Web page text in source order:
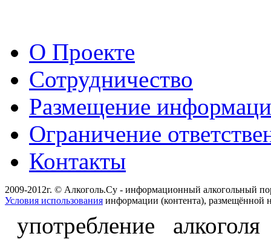
О Проекте
Сотрудничество
Размещение
Ограничение
Контакты
2009-2012г. © Алкоголь.Су - информационный алкогольный
Условия использования информации (контента), размещённой
употребление